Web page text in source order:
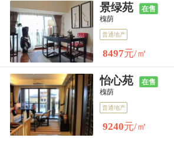
景绿苑
在售
槐荫
普通地产
8497元/㎡
怡心苑
在售
槐荫
普通地产
9240元/㎡